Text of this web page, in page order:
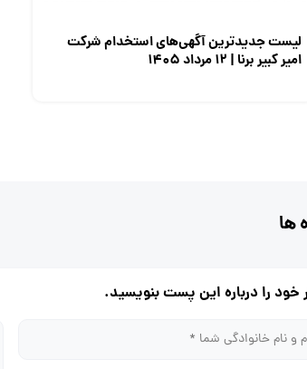
لیست جدیدترین آگهی‌های استخدام شرکت
امیر کبیر برنا | ۱۲ مرداد ۱۴۰۵
ها
خود را درباره این پست بنویسید.